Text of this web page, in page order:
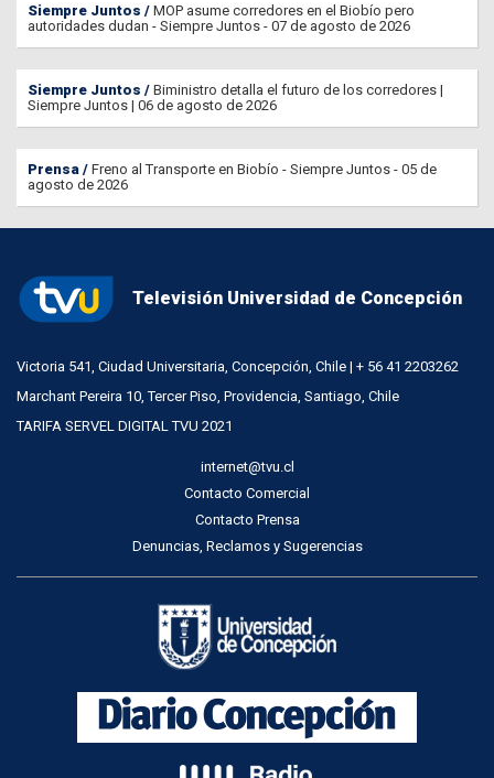
Siempre Juntos
MOP asume corredores en el Biobío pero
autoridades dudan - Siempre Juntos - 07 de agosto de 2026
Siempre Juntos
Biministro detalla el futuro de los corredores |
Siempre Juntos | 06 de agosto de 2026
Prensa
Freno al Transporte en Biobío - Siempre Juntos - 05 de
agosto de 2026
Televisión Universidad de Concepción
Victoria 541, Ciudad Universitaria, Concepción, Chile | + 56 41 2203262
Marchant Pereira 10, Tercer Piso, Providencia, Santiago, Chile
TARIFA SERVEL DIGITAL TVU 2021
internet@tvu.cl
Contacto Comercial
Contacto Prensa
Denuncias, Reclamos y Sugerencias